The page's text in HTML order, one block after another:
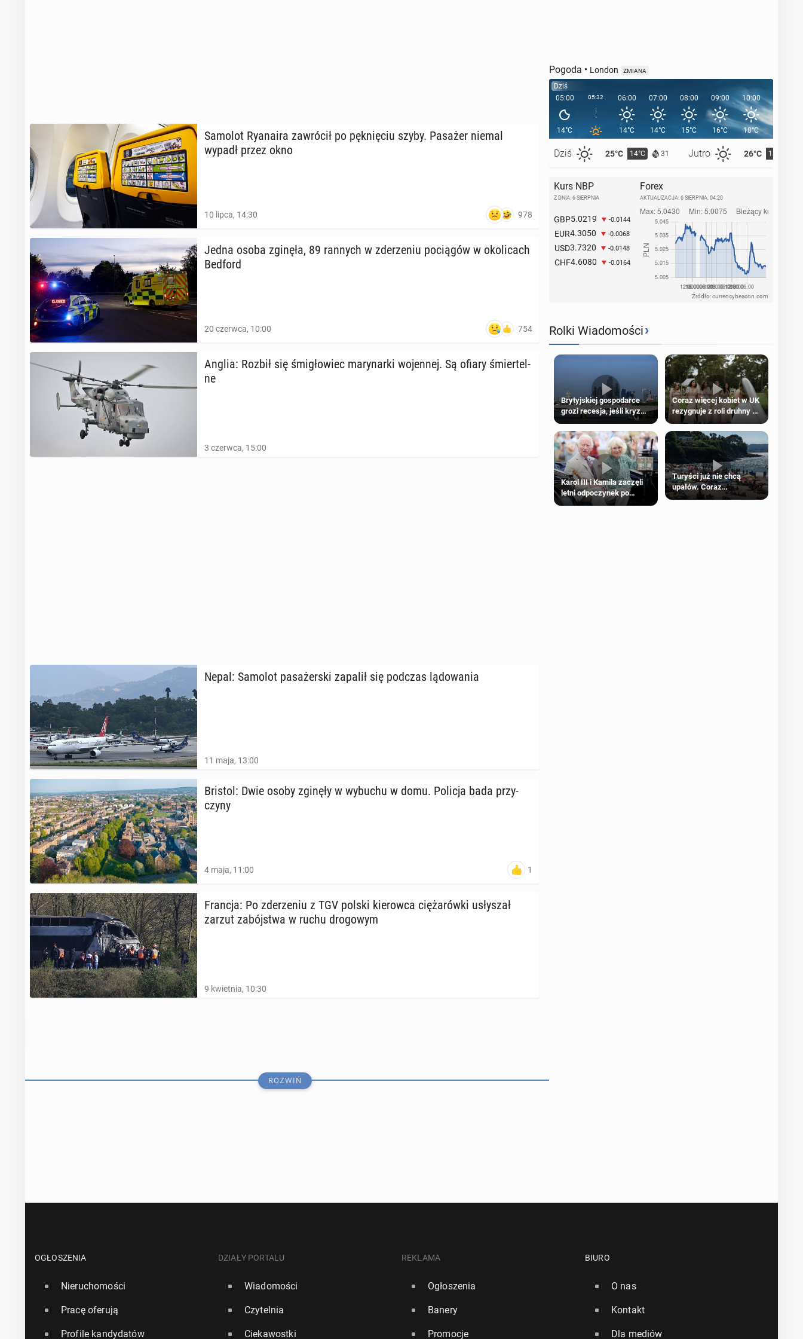
Samolot Ry­ana­ira za­wró­cił po pęk­nię­ciu szyby. Pasażer niemal
wypadł przez okno
10 lipca, 14:30 978
Jedna osoba zginęła, 89 rannych w zde­rze­niu po­cią­gów w oko­li­cach
Bedford
20 czerwca, 10:00 754
Anglia: Rozbił się śmi­gło­wiec ma­ry­nar­ki wo­jen­nej. Są ofiary śmier­tel­
ne
3 czerwca, 15:00
Nepal: Samolot pa­sa­żer­ski zapalił się podczas lą­do­wa­nia
11 maja, 13:00
Bristol: Dwie osoby zginęły w wybuchu w domu. Policja bada przy­
czy­ny
4 maja, 11:00 1
Francja: Po zde­rze­niu z TGV polski kie­row­ca cię­ża­rów­ki usły­szał
zarzut za­bój­stwa w ruchu dro­go­wym
9 kwietnia, 10:30
Nor­we­gia: Po­wer­bank na po­kła­dzie sa­mo­lo­tu wywołał pożar
ROZWIŃ
Pogoda • London ZMIANA
Dziś
05:00
14°C
Dziś 25°C 14°C 31 Jutro 26°C 13°C
05:32 06:00
14°C
07:00
14°C
08:00
15°C
09:00
16°C
10:00
18°C
11:00
Kurs NBP
Z DNIA: 6 SIERPNIA
GBP5.0219 -0.0144
EUR4.3050 -0.0068
USD3.7320 -0.0148
CHF4.6080 -0.0164
Forex
AKTUALIZACJA: 6 SIERPNIA, 04:20
Źródło: currencybeacon.com
Rolki Wiadomości›
Brytyjskiej gospodarce
grozi recesja, jeśli kryzys
na Bliskim Wschodzie się
przedłuży
Coraz więcej kobiet w UK
rezygnuje z roli druhny na
ślubie
Karol III i Kamila zaczęli
letni odpoczynek po
Igrzyskach Wspólnoty w
Turyści już nie chcą
upałów. Coraz
popularniejsze
OGŁOSZENIA
Nieruchomości
Pracę oferują
Profile kandydatów
DZIAŁY PORTALU
Wiadomości
Czytelnia
Ciekawostki
REKLAMA
Ogłoszenia
Banery
Promocje
BIURO
O nas
Kontakt
Dla mediów